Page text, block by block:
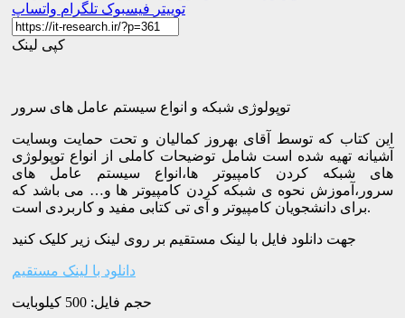
توییتر فیسبوک تلگرام واتساپ
کپی لینک
توپولوژی شبکه و انواع سیستم عامل های سرور
این کتاب که توسط آقای بهروز کمالیان و تحت حمایت وبسایت
آشیانه تهیه شده است شامل توضیحات کاملی از انواع توپولوژی
های شبکه کردن کامپیوتر ها،انواع سیستم عامل های
سرور،آموزش نحوه ی شبکه کردن کامپیوتر ها و… می باشد که
برای دانشجویان کامپیوتر و آی تی کتابی مفید و کاربردی است.
جهت دانلود فایل با لینک مستقیم بر روی لینک زیر کلیک کنید
دانلود با لینک مستقیم
حجم فایل: 500 کیلوبایت